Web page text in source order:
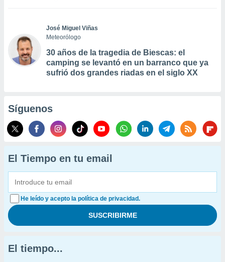
José Miguel Viñas
Meteorólogo
30 años de la tragedia de Biescas: el
camping se levantó en un barranco que ya
sufrió dos grandes riadas en el siglo XX
Síguenos
El Tiempo en tu email
He leído y acepto la política de privacidad.
El tiempo...